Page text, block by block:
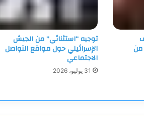
من
توجيه “استثنائي” من الجيش
الإسرائيلي حول مواقع التواصل
الاجتماعي
31 يوليو، 2026